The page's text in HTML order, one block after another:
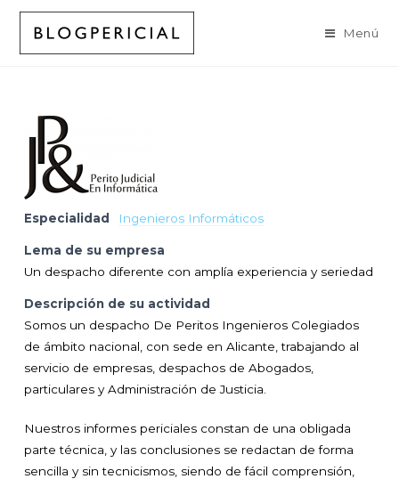
contenido
Menú
Especialidad Ingenieros Informáticos
Lema de su empresa
Un despacho diferente con amplía experiencia y seriedad
Descripción de su actividad
Somos un despacho De Peritos Ingenieros Colegiados
de ámbito nacional, con sede en Alicante, trabajando al
servicio de empresas, despachos de Abogados,
particulares y Administración de Justicia.
Nuestros informes periciales constan de una obligada
parte técnica, y las conclusiones se redactan de forma
sencilla y sin tecnicismos, siendo de fácil comprensión,